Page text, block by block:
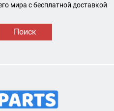
мира с бесплатной доставкой
Поиск